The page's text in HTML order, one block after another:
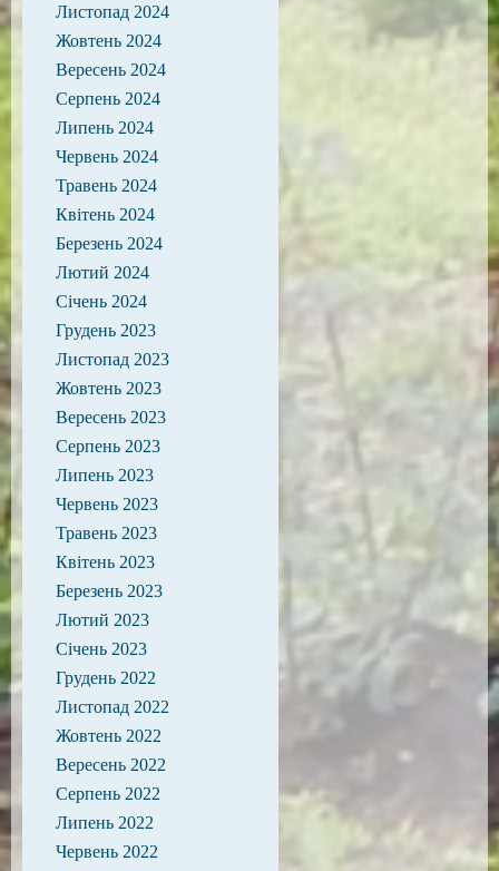
Листопад 2024
Жовтень 2024
Вересень 2024
Серпень 2024
Липень 2024
Червень 2024
Травень 2024
Квітень 2024
Березень 2024
Лютий 2024
Січень 2024
Грудень 2023
Листопад 2023
Жовтень 2023
Вересень 2023
Серпень 2023
Липень 2023
Червень 2023
Травень 2023
Квітень 2023
Березень 2023
Лютий 2023
Січень 2023
Грудень 2022
Листопад 2022
Жовтень 2022
Вересень 2022
Серпень 2022
Липень 2022
Червень 2022